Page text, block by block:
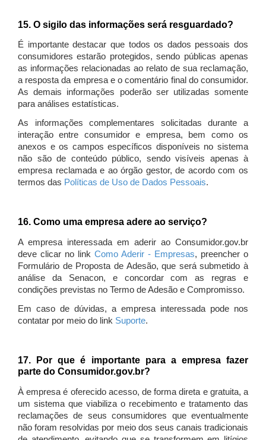
15. O sigilo das informações será resguardado?
É importante destacar que todos os dados pessoais dos
consumidores estarão protegidos, sendo públicas apenas
as informações relacionadas ao relato de sua reclamação,
a resposta da empresa e o comentário final do consumidor.
As demais informações poderão ser utilizadas somente
para análises estatísticas.
As informações complementares solicitadas durante a
interação entre consumidor e empresa, bem como os
anexos e os campos específicos disponíveis no sistema
não são de conteúdo público, sendo visíveis apenas à
empresa reclamada e ao órgão gestor, de acordo com os
termos das Políticas de Uso de Dados Pessoais.
16. Como uma empresa adere ao serviço?
A empresa interessada em aderir ao Consumidor.gov.br
deve clicar no link Como Aderir - Empresas, preencher o
Formulário de Proposta de Adesão, que será submetido à
análise da Senacon, e concordar com as regras e
condições previstas no Termo de Adesão e Compromisso.
Em caso de dúvidas, a empresa interessada pode nos
contatar por meio do link Suporte.
17. Por que é importante para a empresa fazer
parte do Consumidor.gov.br?
À empresa é oferecido acesso, de forma direta e gratuita, a
um sistema que viabiliza o recebimento e tratamento das
reclamações de seus consumidores que eventualmente
não foram resolvidas por meio dos seus canais tradicionais